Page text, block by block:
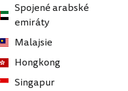
Spojené arabské
emiráty
Malajsie
Hongkong
Singapur